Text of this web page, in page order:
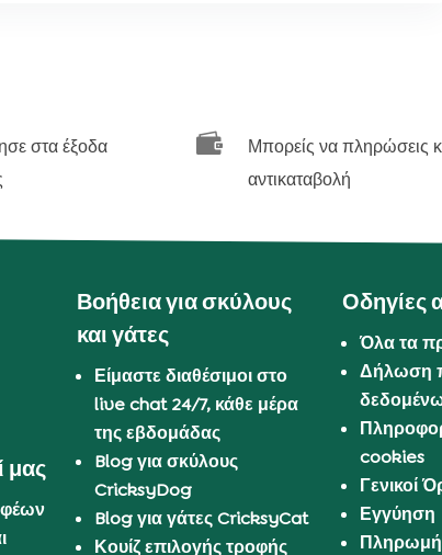
στα έξοδα

Μπορείς να πληρώσεις
αντικαταβολή
μας
Βοήθεια για σκύλους
και γάτες
Είμαστε διαθέσιμοι στο
live chat 24/7, κάθε μέρα
της εβδομάδας
Blog για σκύλους
CricksyDog
Blog για γάτες CricksyCat
Κουίζ επιλογής τροφής
Οδηγίες
Όλα τα
Δήλωση
cookies
Γενικοί
Εγγύηση
Πληρωμή